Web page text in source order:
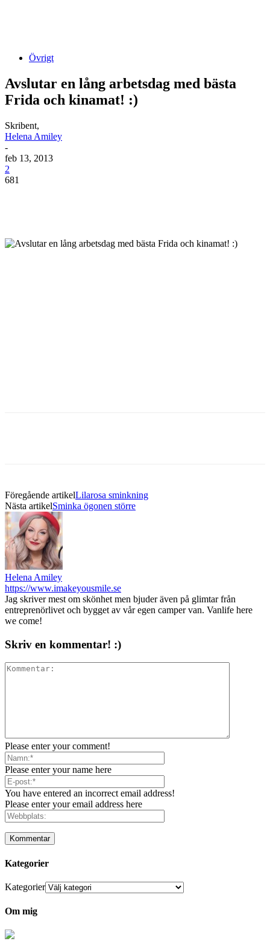
Övrigt
Avslutar en lång arbetsdag med bästa
Frida och kinamat! :)
Skribent,
Helena Amiley
-
feb 13, 2013
2
681
Föregående artikelLilarosa sminkning
Nästa artikelSminka ögonen större
Helena Amiley
https://www.imakeyousmile.se
Jag skriver mest om skönhet men bjuder även på glimtar från
entreprenörlivet och bygget av vår egen camper van. Vanlife here
we come!
Skriv en kommentar! :)
Please enter your comment!
Please enter your name here
You have entered an incorrect email address!
Please enter your email address here
Kategorier
Kategorier
Om mig